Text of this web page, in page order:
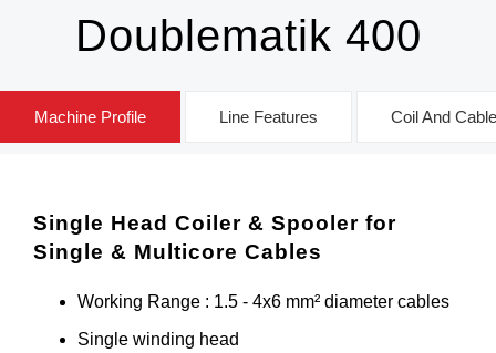
Doublematik 400
Machine Profile Line Features Coil And
Single Head Coiler & Spooler for
Single & Multicore Cables
Working Range : 1.5 - 4x6 mm² diameter cables
Single winding head